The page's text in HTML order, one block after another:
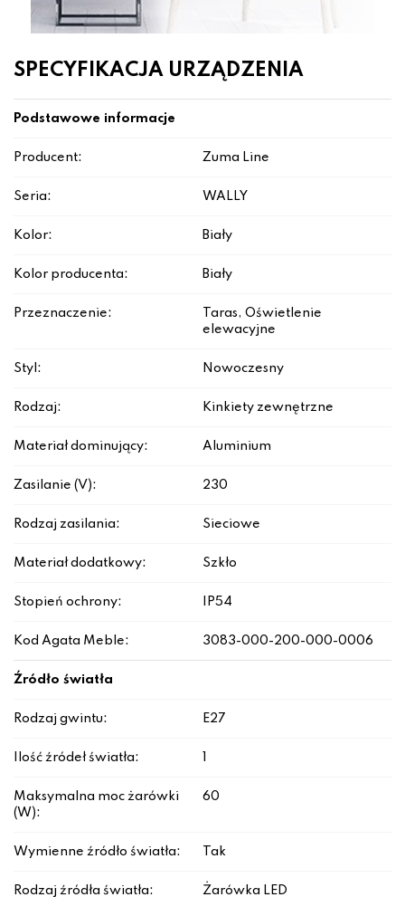
SPECYFIKACJA URZĄDZENIA
Podstawowe informacje
Producent: Zuma Line
Seria: WALLY
Kolor: Biały
Kolor producenta: Biały
Przeznaczenie:
Taras, Oświetlenie
elewacyjne
Styl: Nowoczesny
Rodzaj: Kinkiety zewnętrzne
Materiał dominujący: Aluminium
Zasilanie (V): 230
Rodzaj zasilania: Sieciowe
Materiał dodatkowy: Szkło
Stopień ochrony: IP54
Kod Agata Meble: 3083-000-200-000-0006
Źródło światła
Rodzaj gwintu: E27
Ilość źródeł światła:
Maksymalna moc żarówki
(W):
60
Wymienne źródło światła: Tak
Rodzaj źródła światła: Żarówka LED